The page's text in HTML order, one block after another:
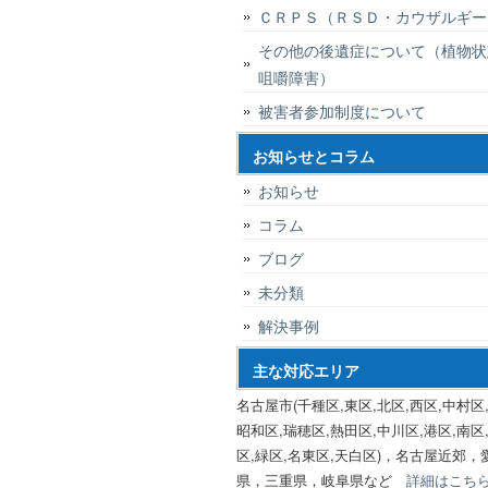
ＣＲＰＳ（ＲＳＤ・カウザルギー
その他の後遺症について（植物状
咀嚼障害）
被害者参加制度について
お知らせとコラム
お知らせ
コラム
ブログ
未分類
解決事例
主な対応エリア
名古屋市(千種区,東区,北区,西区,中村
昭和区,瑞穂区,熱田区,中川区,港区,南区
区,緑区,名東区,天白区)，名古屋近郊，
県，三重県，岐阜県など 詳細はこちら